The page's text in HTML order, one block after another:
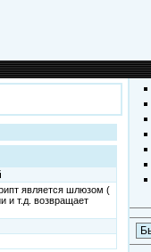
является шлюзом (
и т.д. возвращает